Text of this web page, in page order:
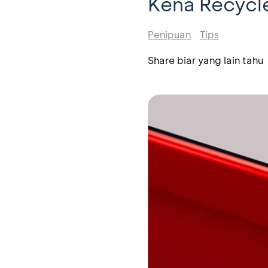
Penipuan Tips
Share biar yang lain tahu